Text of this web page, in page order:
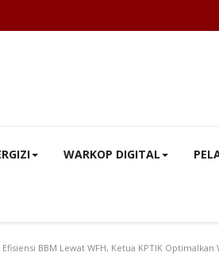
WARKOP DIGITAL
BBM Lewat WFH, Ketua KPTIK